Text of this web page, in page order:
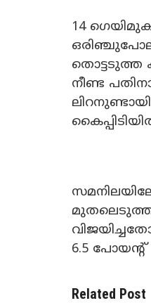
‍14
തൊട്ടടുത്ത
നീണ്ട
6.5 പോയന്റ്
Related Post